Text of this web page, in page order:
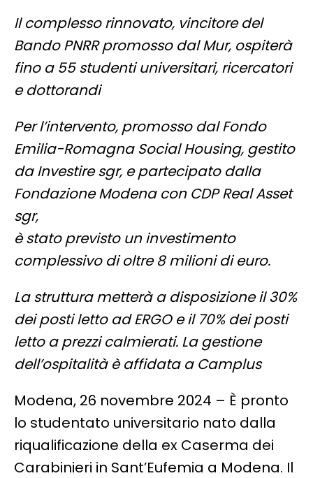
Il complesso rinnovato, vincitore del
Bando PNRR promosso dal Mur, ospiterà
fino a 55 studenti universitari, ricercatori
e dottorandi
Per l’intervento, promosso dal Fondo
Emilia-Romagna Social Housing, gestito
da Investire sgr, e partecipato dalla
Fondazione Modena con CDP Real Asset
sgr,
è stato previsto un investimento
complessivo di oltre 8 milioni di euro.
La struttura metterà a disposizione il 30%
dei posti letto ad ERGO e il 70% dei posti
letto a prezzi calmierati. La gestione
dell’ospitalità è affidata a Camplus
Modena, 26 novembre 2024 – È pronto
lo studentato universitario nato dalla
riqualificazione della ex Caserma dei
Carabinieri in Sant’Eufemia a Modena. Il